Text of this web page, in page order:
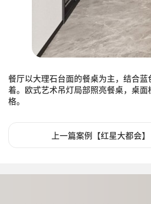
餐厅以大理石台面的餐桌为主，结合
着。欧式艺术吊灯局部照亮餐桌，桌
格。
上一篇案例【红星大都会】